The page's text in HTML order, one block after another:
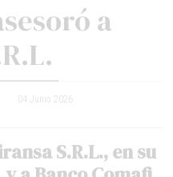
a
04 Junio 2026
S.R.L., en su